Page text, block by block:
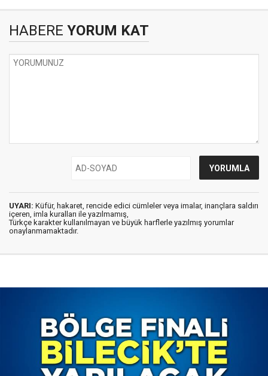
HABERE YORUM KAT
UYARI: Küfür, hakaret, rencide edici cümleler veya imalar, inançlara saldırı
içeren, imla kuralları ile yazılmamış,
Türkçe karakter kullanılmayan ve büyük harflerle yazılmış yorumlar
onaylanmamaktadır.